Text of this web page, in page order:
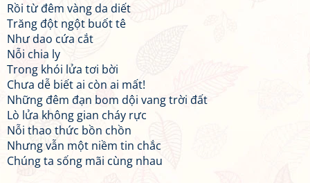
Rồi từ đêm vàng da diết
Trăng đột ngột buốt tê
Như dao cứa cắt
Nỗi chia ly
Trong khói lửa tơi bời
Chưa dễ biết ai còn ai mất!
Những đêm đạn bom dội vang trời đất
Lò lửa không gian cháy rực
Nỗi thao thức bồn chồn
Nhưng vẫn một niềm tin chắc
Chúng ta sống mãi cùng nhau